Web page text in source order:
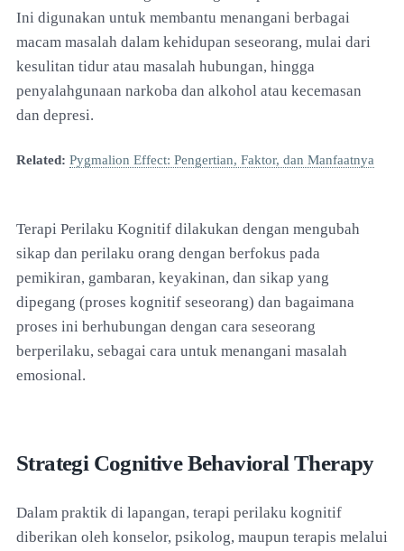
Ini digunakan untuk membantu menangani berbagai
macam masalah dalam kehidupan seseorang, mulai dari
kesulitan tidur atau masalah hubungan, hingga
penyalahgunaan narkoba dan alkohol atau kecemasan
dan depresi.
Related: Pygmalion Effect: Pengertian, Faktor, dan Manfaatnya
Terapi Perilaku Kognitif dilakukan dengan mengubah
sikap dan perilaku orang dengan berfokus pada
pemikiran, gambaran, keyakinan, dan sikap yang
dipegang (proses kognitif seseorang) dan bagaimana
proses ini berhubungan dengan cara seseorang
berperilaku, sebagai cara untuk menangani masalah
emosional.
Strategi Cognitive Behavioral Therapy
Dalam praktik di lapangan, terapi perilaku kognitif
diberikan oleh konselor, psikolog, maupun terapis melalui